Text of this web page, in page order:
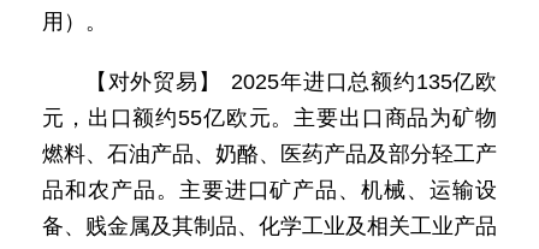
用）。
【对外贸易】 2025年进口总额约135亿欧
元，出口额约55亿欧元。主要出口商品为矿物
燃料、石油产品、奶酪、医药产品及部分轻工产
品和农产品。主要进口矿产品、机械、运输设
备、贱金属及其制品、化学工业及相关工业产品